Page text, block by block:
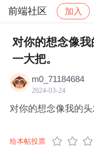
前端社区 加入
社区 前端社区
对你的想念像
一大把。
m0_71184684
2024-03-24
对你的想念像我的头
给本帖投票